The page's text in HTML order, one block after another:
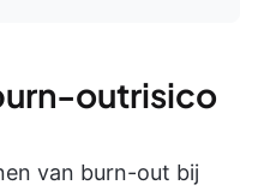
outrisico
van burn-out bij